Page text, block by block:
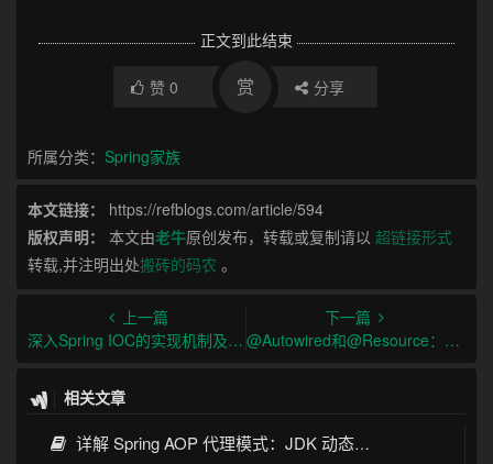
正文到此结束
赞 0 赏 分享
所属分类： Spring家族
本文链接：
https://refblogs.com/article/594
版权声明：
本文由老牛原创发布，转载或复制请以 超链接形式
转载,并注明出处搬砖的码农 。
上一篇
深入Spring IOC的实现机制及原理
下一篇
@Autowired和@Resource：依赖注入的比较与选择
相关文章
详解 Spring AOP 代理模式：JDK 动态代理与 CGLIB 原理